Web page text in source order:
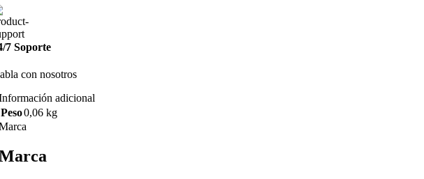
7 Soporte
con nosotros
adicional
Peso0,06 kg